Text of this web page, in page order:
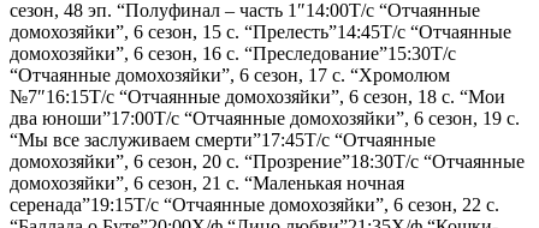
сезон, 48 эп. “Полуфинал – часть 1″14:00Т/с “Отчаянные
домохозяйки”, 6 сезон, 15 с. “Прелесть”14:45Т/с “Отчаянные
домохозяйки”, 6 сезон, 16 с. “Преследование”15:30Т/с
“Отчаянные домохозяйки”, 6 сезон, 17 с. “Хромолюм
№7″16:15Т/с “Отчаянные домохозяйки”, 6 сезон, 18 с. “Мои
два юноши”17:00Т/с “Отчаянные домохозяйки”, 6 сезон, 19 с.
“Мы все заслуживаем смерти”17:45Т/с “Отчаянные
домохозяйки”, 6 сезон, 20 с. “Прозрение”18:30Т/с “Отчаянные
домохозяйки”, 6 сезон, 21 с. “Маленькая ночная
серенада”19:15Т/с “Отчаянные домохозяйки”, 6 сезон, 22 с.